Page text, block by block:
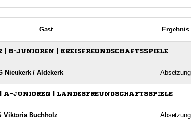
Gast Ergebnis
B-JUNIOREN | KREISFREUNDSCHAFTSSPIELE
Nieukerk /​ Aldekerk Absetzung
JUNIOREN | LANDESFREUNDSCHAFTSSPIELE
Viktoria Buchholz Absetzung